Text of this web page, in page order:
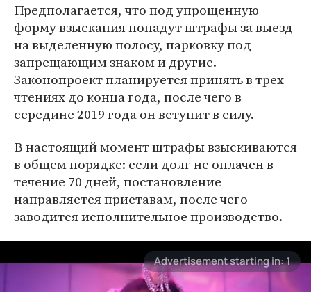
Предполагается, что под упрощенную
форму взыскания попадут штрафы за выезд
на выделенную полосу, парковку под
запрещающим знаком и другие.
Законопроект планируется принять в трех
чтениях до конца года, после чего в
середине 2019 года он вступит в силу.
В настоящий момент штрафы взыскиваются
в общем порядке: если долг не оплачен в
течение 70 дней, постановление
направляется приставам, после чего
заводится исполнительное производство.